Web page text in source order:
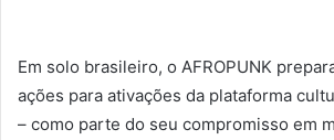
Em solo brasileiro, o AFROPUNK
ações para ativações da plataforma
– como parte do seu compromisso em